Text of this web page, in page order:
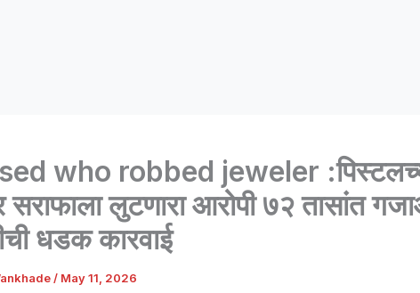
who robbed jeweler
सराफाला लुटणारा आरोपी ७२ तासांत
धडक कारवाई
/ May 11, 2026